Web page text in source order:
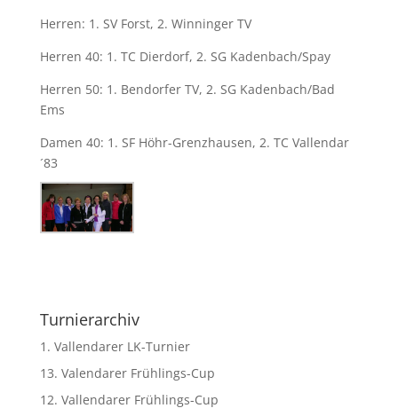
Herren: 1. SV Forst, 2. Winninger TV
Herren 40: 1. TC Dierdorf, 2. SG Kadenbach/Spay
Herren 50: 1. Bendorfer TV, 2. SG Kadenbach/Bad
Ems
Damen 40: 1. SF Höhr-Grenzhausen, 2. TC Vallendar
´83
Turnierarchiv
1. Vallendarer LK-Turnier
13. Valendarer Frühlings-Cup
12. Vallendarer Frühlings-Cup